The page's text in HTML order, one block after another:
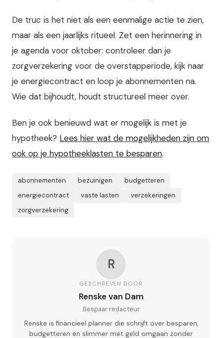
De truc is het niet als een eenmalige actie te zien,
maar als een jaarlijks ritueel. Zet een herinnering in
je agenda voor oktober: controleer dan je
zorgverzekering voor de overstapperiode, kijk naar
je energiecontract en loop je abonnementen na.
Wie dat bijhoudt, houdt structureel meer over.
Ben je ook benieuwd wat er mogelijk is met je
hypotheek? Lees hier wat de mogelijkheden zijn om
ook op je hypotheeklasten te besparen.
abonnementen bezuinigen
budgetteren
energiecontract
vaste lasten
verzekeringen
zorgverzekering
R
GESCHREVEN DOOR
Renske van Dam
Bespaar redacteur
Renske is financieel planner die schrijft over besparen,
budgetteren en slimmer met geld omgaan zonder